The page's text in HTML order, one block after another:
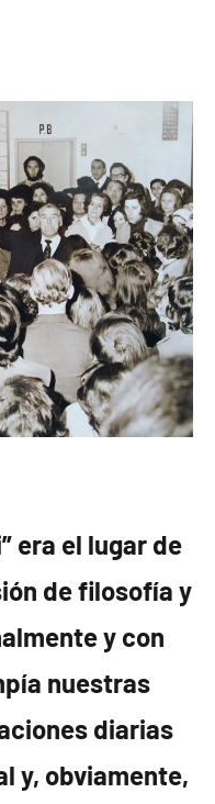
era el lugar de
de filosofía y
y con
nuestras
diarias
y, obviamente,